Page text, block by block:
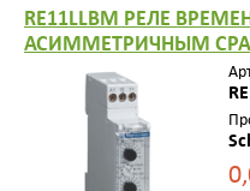
RE11LLBM РЕЛЕ
АСИММЕТРИЧНЫМ